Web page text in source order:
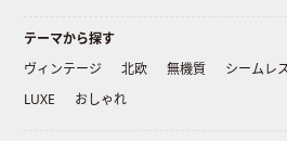
テーマから探す
ヴィンテージ
北欧 無機質 シームレ
LUXE
おしゃれ